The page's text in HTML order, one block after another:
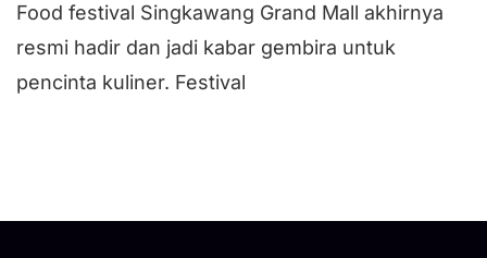
Food festival Singkawang Grand Mall akhirnya
resmi hadir dan jadi kabar gembira untuk
pencinta kuliner. Festival